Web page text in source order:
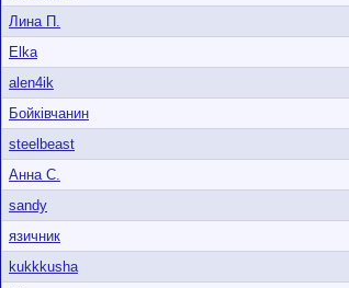
Лина П.
Elka
alen4ik
Бойківчанин
steelbeast
Анна С.
sandy
язичник
kukkkusha